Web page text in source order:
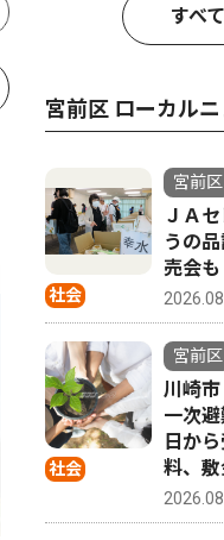
すべ
宮前区 ローカル
社会
宮前区
ＪＡ
うの
売会も
社会
宮前区
川崎
一次
日か
料、